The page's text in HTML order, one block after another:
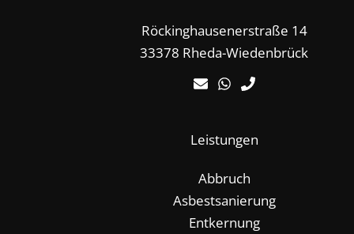
Röckinghausenerstraße 14
33378 Rheda-Wiedenbrück
Leistungen
Abbruch
Asbestsanierung
Entkernung